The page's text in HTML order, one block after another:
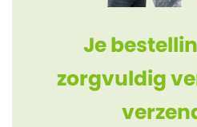
Je
zorgvuldig